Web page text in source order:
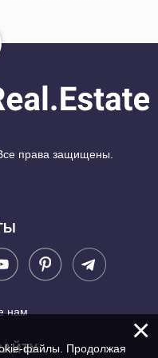
права защищены.
нам
×
файлы. Продолжая